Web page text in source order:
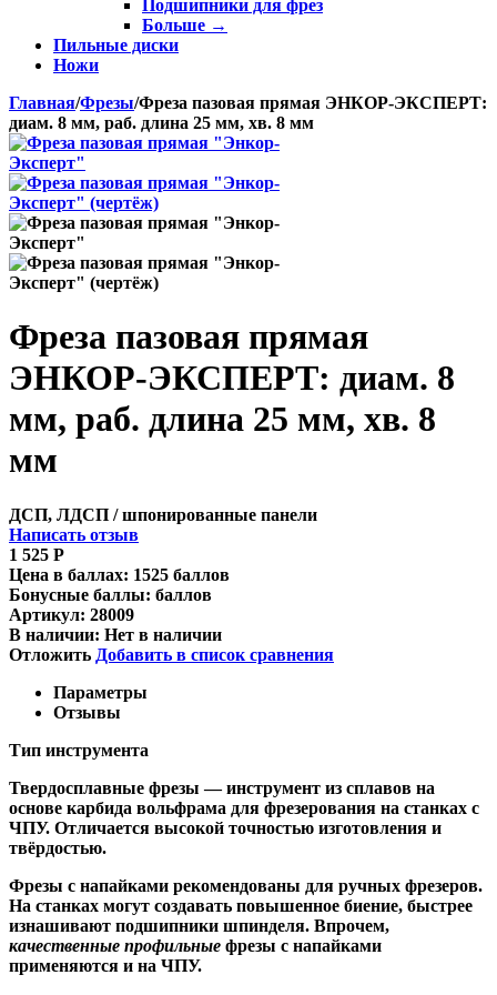
Подшипники для фрез
Больше →
Пильные диски
Ножи
Главная/Фрезы/Фреза пазовая прямая ЭНКОР-ЭКСПЕРТ:
диам. 8 мм, раб. длина 25 мм, хв. 8 мм
Фреза пазовая прямая
ЭНКОР-ЭКСПЕРТ: диам. 8
мм, раб. длина 25 мм, хв. 8
мм
ДСП, ЛДСП / шпонированные панели
Написать отзыв
1 525 Р
Цена в баллах: 1525 баллов
Бонусные баллы: баллов
Артикул: 28009
В наличии: Нет в наличии
Отложить Добавить в список сравнения
Параметры
Отзывы
Тип инструмента
Твердосплавные фрезы — инструмент из сплавов на
основе карбида вольфрама для фрезерования на станках с
ЧПУ. Отличается высокой точностью изготовления и
твёрдостью.
Фрезы с напайками рекомендованы для ручных фрезеров.
На станках могут создавать повышенное биение, быстрее
изнашивают подшипники шпинделя. Впрочем,
качественные профильные фрезы с напайками
применяются и на ЧПУ.